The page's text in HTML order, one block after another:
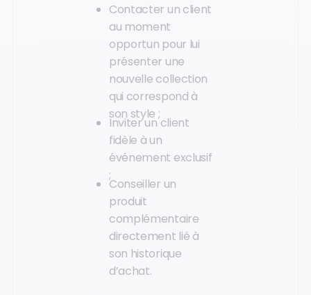
Contacter un client
au moment
opportun pour lui
présenter une
nouvelle collection
qui correspond à
son style ;
Inviter un client
fidèle à un
événement exclusif
;
Conseiller un
produit
complémentaire
directement lié à
son historique
d’achat.